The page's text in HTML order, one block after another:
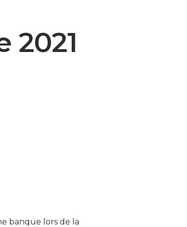
2021
banque lors de la